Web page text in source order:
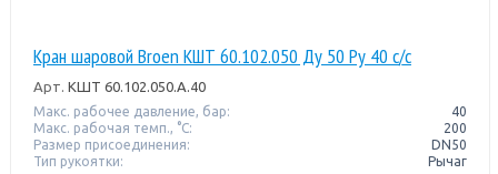
Кран шаровой Broen КШТ 60.102.050 Ду 50 Ру 40 с/с
Арт. КШТ 60.102.050.А.40
Макс. рабочее давление, бар:
40
Макс. рабочая темп., °С:
200
Размер присоединения:
DN50
Тип рукоятки:
Рычаг